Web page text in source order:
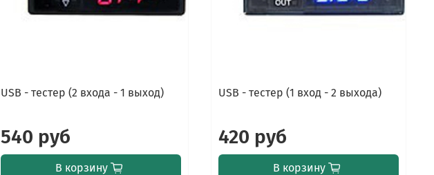
USB - тестер (2 входа - 1 выход)
540 руб
В корзину
USB - тестер (1 вход - 2 выхода)
420 руб
В корзину